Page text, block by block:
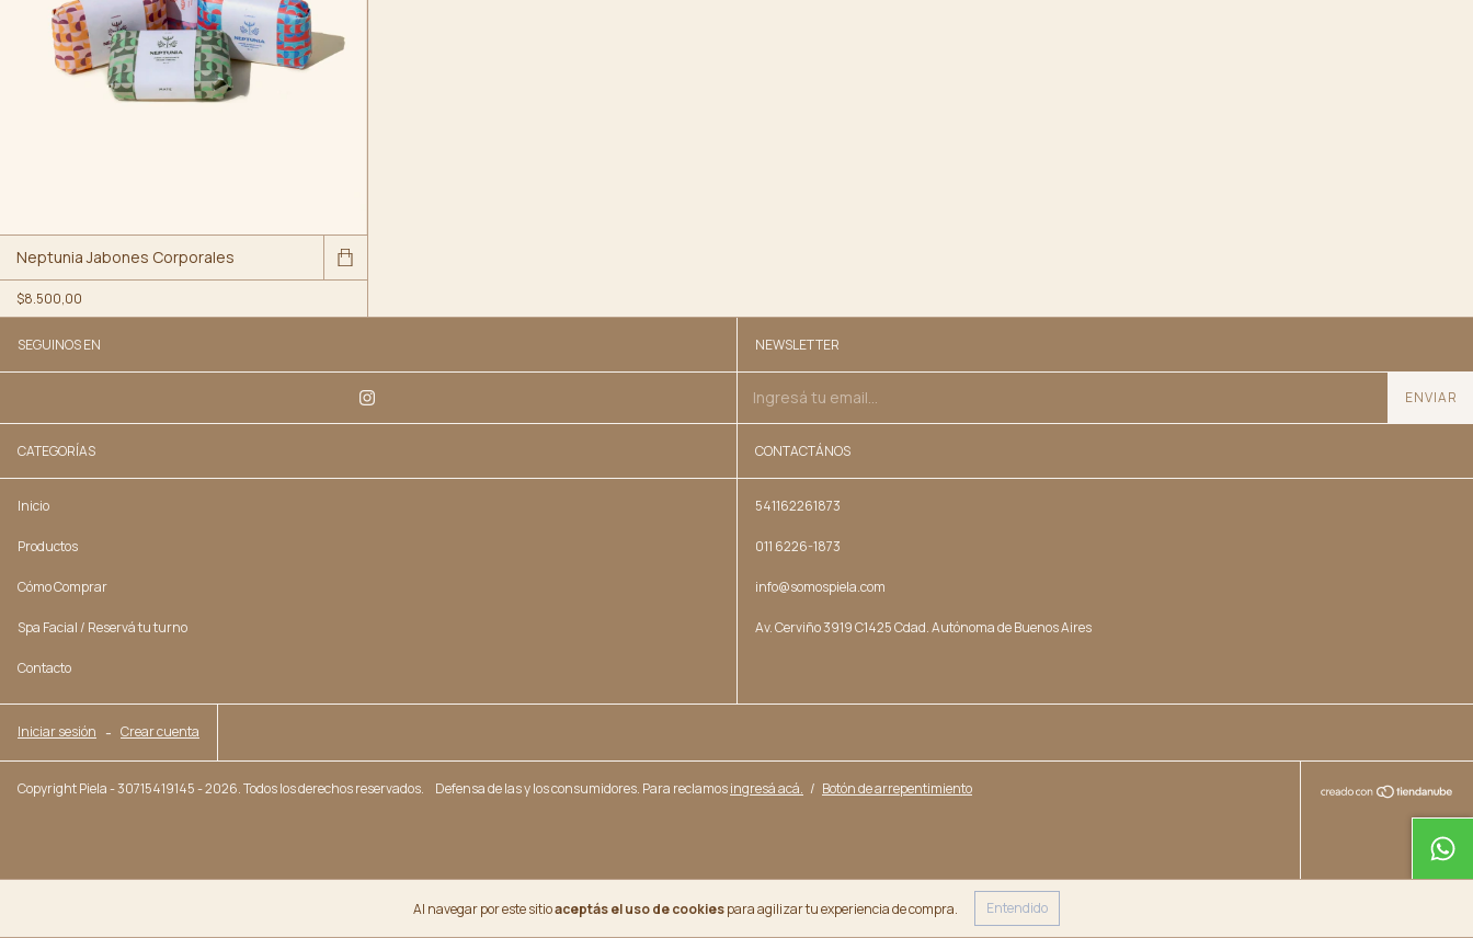
Al navegar por este sitioaceptás el uso de cookiespara agilizar tu experiencia de compra. Entendido
Neptunia Jabones Corporales
$8.500,00
SEGUINOS EN NEWSLETTER
CATEGORÍAS
Inicio
Productos
Cómo Comprar
Spa Facial / Reservá tu turno
Contacto
CONTACTÁNOS
541162261873
011 6226-1873
info@somospiela.com
Av. Cerviño 3919 C1425 Cdad. Autónoma de Buenos Aires
Iniciar sesión - Crear cuenta
Copyright Piela - 30715419145 - 2026. Todos los derechos reservados. Defensa de las y los consumidores. Para reclamosingresá acá. / Botón de arrepentimiento